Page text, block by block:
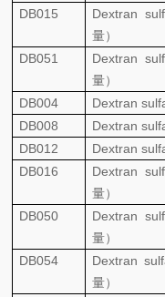
DB015
Dextran
量）
DB051 Dextran
量）
DB004 Dextran
DB008
Dextran
DB012
Dextran
DB016
Dextran
量）
DB050 Dextran
量）
DB054 Dextran
量）